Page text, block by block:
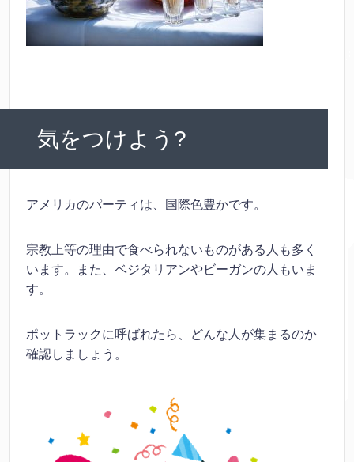
気をつけよう?
アメリカのパーティは、国際色豊かです。
宗教上等の理由で食べられないものがある人も多く
います。また、ベジタリアンやビーガンの人もいま
す。
ポットラックに呼ばれたら、どんな人が集まるのか
確認しましょう。